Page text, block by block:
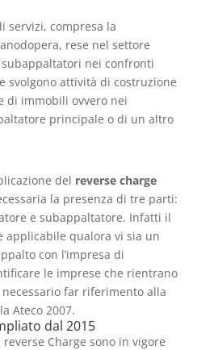
servizi, compresa la
rese nel settore
nei confronti
svolgono attività di costruzione
di immobili ovvero nei
principale o di un altro
del reverse charge
la presenza di tre parti:
e subappaltatore. Infatti il
applicabile qualora vi sia un
con l’impresa di
le imprese che rientrano
far riferimento alla
Ateco 2007.
dal 2015
Charge sono in vigore